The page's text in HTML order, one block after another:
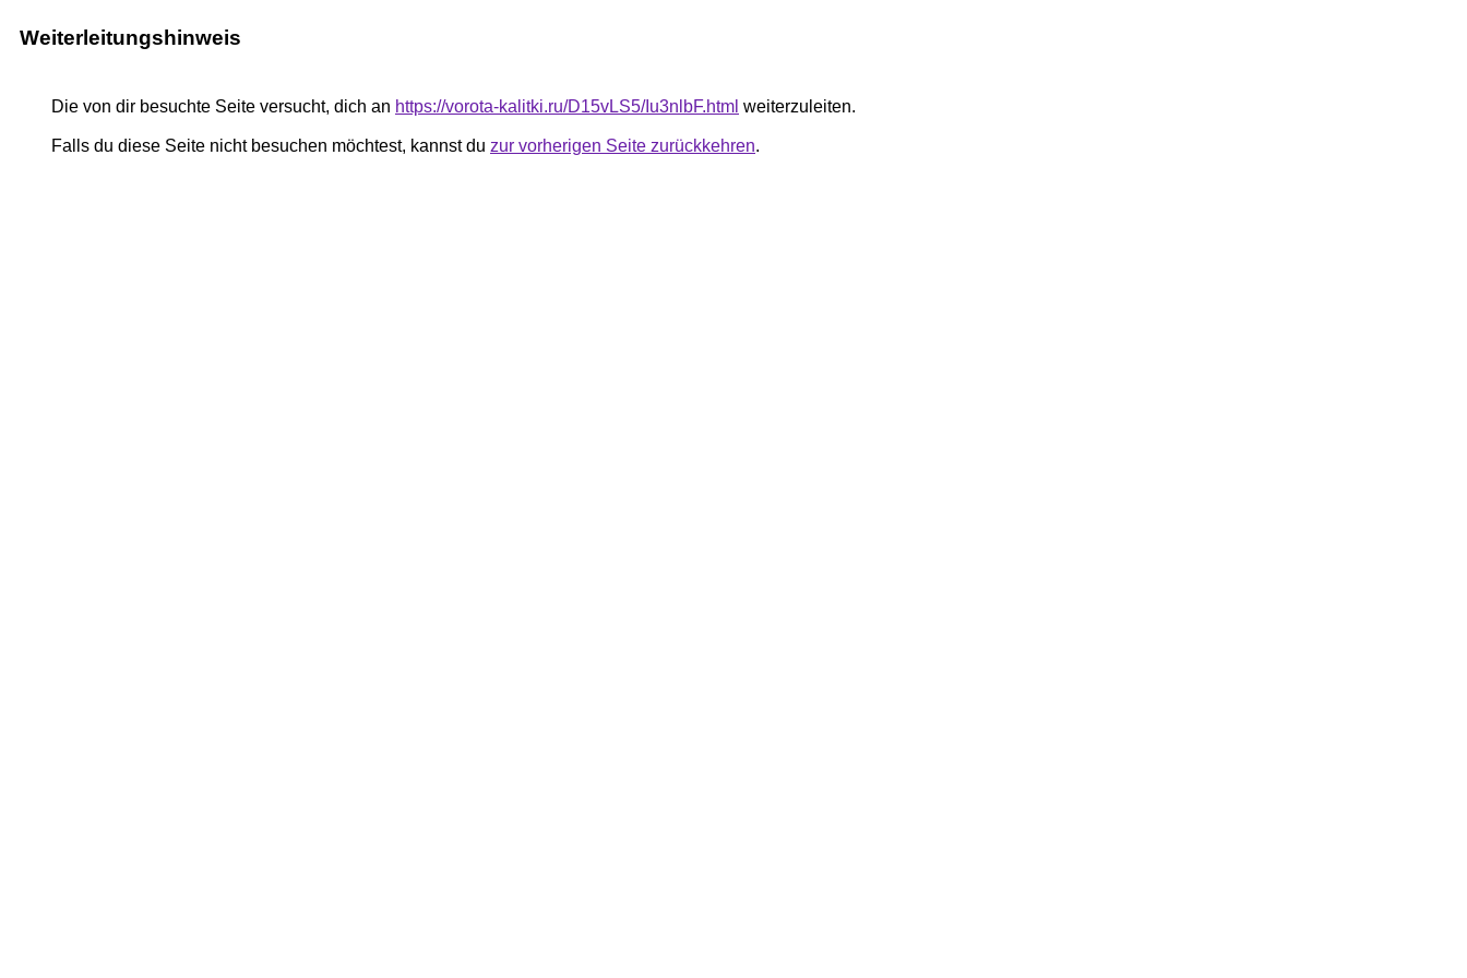
Weiterleitungshinweis
Die von dir besuchte Seite versucht, dich an https://vorota-kalitki.ru/D15vLS5/Iu3nlbF.html weiterzuleiten.
Falls du diese Seite nicht besuchen möchtest, kannst du zur vorherigen Seite zurückkehren.